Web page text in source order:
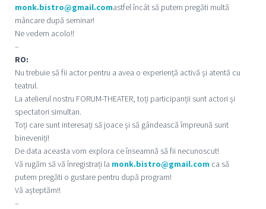
monk.bistro@gmail.comastfel încât să putem pregăti multă
mâncare după seminar!
Ne vedem acolo!!
–
RO:
Nu trebuie să fii actor pentru a avea o experiență activă și atentă cu
teatrul.
La atelierul nostru FORUM-THEATER, toți participanții sunt actori și
spectatori simultan.
Toți care sunt interesați să joace și să gândească împreună sunt
bineveniți!
De data aceasta vom explora ce înseamnă să fii necunoscut!
Vă rugăm să vă înregistrați la monk.bistro@gmail.com ca să
putem pregăti o gustare pentru după program!
Vă așteptăm!!
–